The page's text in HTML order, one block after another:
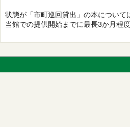
状態が「市町巡回貸出」の本につい
当館での提供開始までに最長3か月程